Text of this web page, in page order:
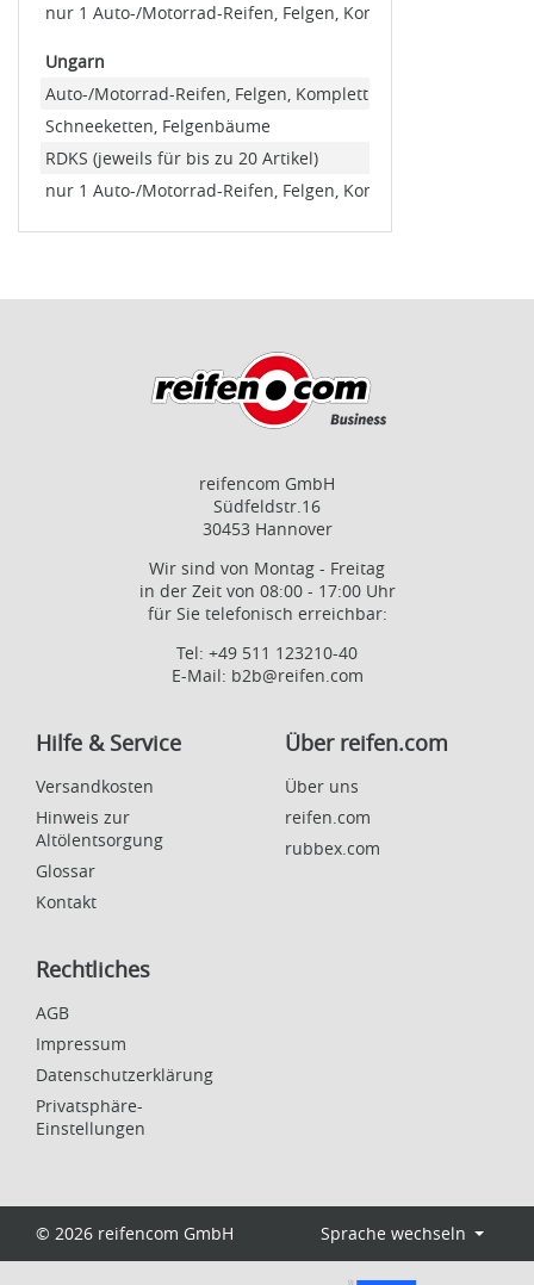
nur 1 Auto-/Motorrad-Reifen, Felgen, Kompletträder
Ungarn
Auto-/Motorrad-Reifen, Felgen, Kompletträder
Schneeketten, Felgenbäume
RDKS (jeweils für bis zu 20 Artikel)
nur 1 Auto-/Motorrad-Reifen, Felgen, Kompletträder
reifencom GmbH
Südfeldstr.16
30453 Hannover
Wir sind von Montag - Freitag
in der Zeit von 08:00 - 17:00 Uhr
für Sie telefonisch erreichbar:
Tel: +49 511 123210-40
E-Mail: b2b@reifen.com
Hilfe & Service
Versandkosten
Hinweis zur
Altölentsorgung
Glossar
Kontakt
Über reifen.com
Über uns
reifen.com
rubbex.com
Rechtliches
AGB
Impressum
Datenschutzerklärung
Privatsphäre-
Einstellungen
© 2026 reifencom GmbH Sprache wechseln